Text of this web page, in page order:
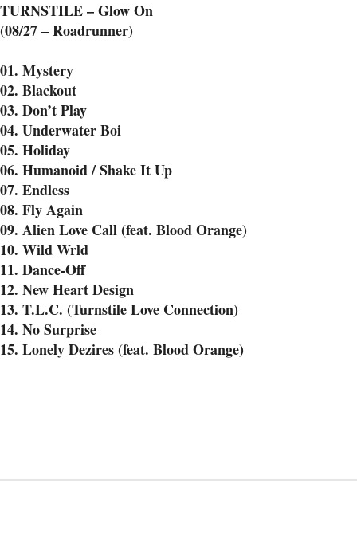
TURNSTILE – Glow On
(08/27 – Roadrunner)
01. Mystery
02. Blackout
03. Don’t Play
04. Underwater Boi
05. Holiday
06. Humanoid / Shake It Up
07. Endless
08. Fly Again
09. Alien Love Call (feat. Blood Orange)
10. Wild Wrld
11. Dance-Off
12. New Heart Design
13. T.L.C. (Turnstile Love Connection)
14. No Surprise
15. Lonely Dezires (feat. Blood Orange)